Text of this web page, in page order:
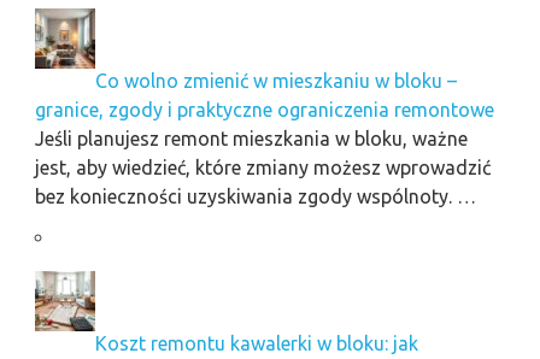
Co wolno zmienić w mieszkaniu w bloku –
granice, zgody i praktyczne ograniczenia remontowe
Jeśli planujesz remont mieszkania w bloku, ważne
jest, aby wiedzieć, które zmiany możesz wprowadzić
bez konieczności uzyskiwania zgody wspólnoty. …
Koszt remontu kawalerki w bloku: jak